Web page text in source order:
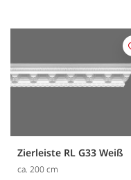
Zierleiste RL G33 Weiß
ca. 200 cm